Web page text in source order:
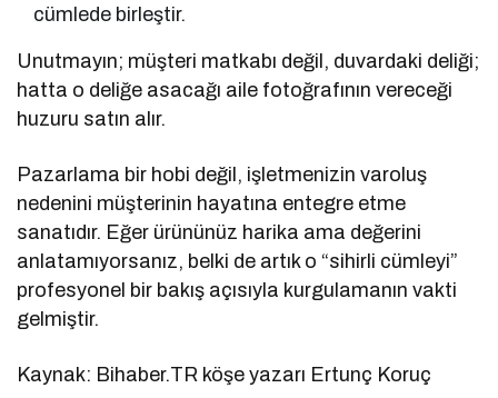
cümlede birleştir.
Unutmayın; müşteri matkabı değil, duvardaki deliği;
hatta o deliğe asacağı aile fotoğrafının vereceği
huzuru satın alır.
Pazarlama bir hobi değil, işletmenizin varoluş
nedenini müşterinin hayatına entegre etme
sanatıdır. Eğer ürününüz harika ama değerini
anlatamıyorsanız, belki de artık o “sihirli cümleyi”
profesyonel bir bakış açısıyla kurgulamanın vakti
gelmiştir.
Kaynak: Bihaber.TR köşe yazarı Ertunç Koruç